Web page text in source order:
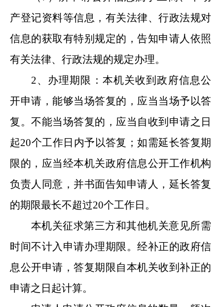
产登记资料等信息，有关法律、行政法规对
信息的获取有特别规定的，告知申请人依照
有关法律、行政法规的规定办理。
2、办理期限：本机关收到政府信息公
开申请，能够当场答复的，应当当场予以答
复。不能当场答复的，应当自收到申请之日
起20个工作日内予以答复；如需延长答复期
限的，应当经本机关政府信息公开工作机构
负责人同意，并书面告知申请人，延长答复
的期限最长不超过20个工作日。
本机关征求第三方和其他机关意见所需
时间不计入申请办理期限。经补正的政府信
息公开申请，答复期限自本机关收到补正的
申请之日起计算。